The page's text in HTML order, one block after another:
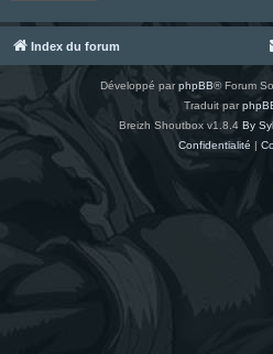
Index du forum
Développé parphpBB® Forum
Traduit par
Breizh Shoutbox v1.8.4 By
Confidentialité |